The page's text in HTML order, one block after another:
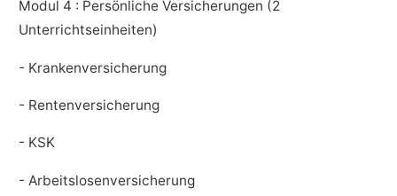
Modul 4 : Persönliche Versicherungen (2
Unterrichtseinheiten)
- Krankenversicherung
- Rentenversicherung
- KSK
- Arbeitslosenversicherung